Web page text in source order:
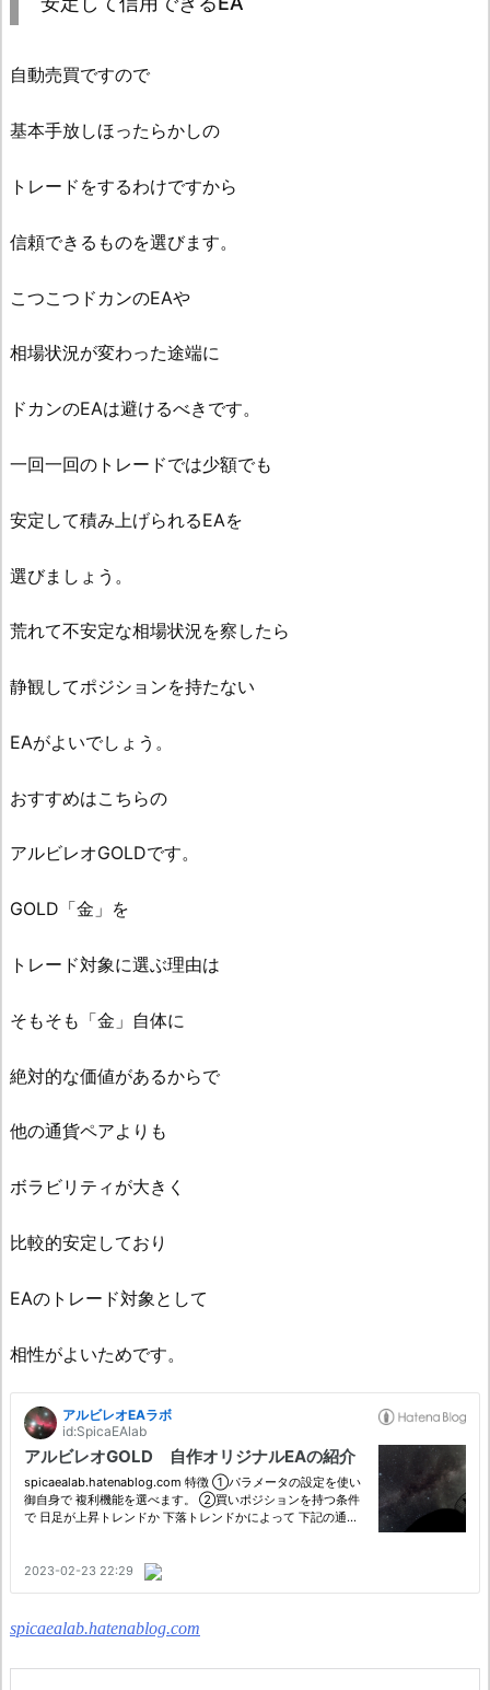
自動売買ですので
基本手放しほったらかしの
トレードをするわけですから
信頼できるものを選びます。
こつこつドカンのEAや
相場状況が変わった途端に
ドカンのEAは避けるべきです。
一回一回のトレードでは少額でも
安定して積み上げられるEAを
選びましょう。
荒れて不安定な相場状況を察したら
静観してポジションを持たない
EAがよいでしょう。
おすすめはこちらの
アルビレオGOLDです。
GOLD「金」を
トレード対象に選ぶ理由は
そもそも「金」自体に
絶対的な価値があるからで
他の通貨ペアよりも
ボラビリティが大きく
比較的安定しており
EAのトレード対象として
相性がよいためです。
spicaealab.hatenablog.com